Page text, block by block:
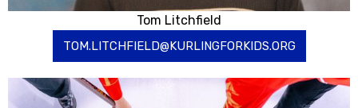
Tom Litchfield
TOM.LITCHFIELD@KURLINGFORKIDS.ORG